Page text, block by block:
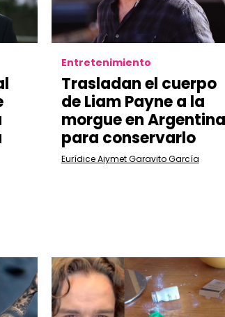
Entretenimiento
Trasladan el cuerpo
de Liam Payne a la
morgue en Argentina
para conservarlo
Eurídice Aiymet Garavito García